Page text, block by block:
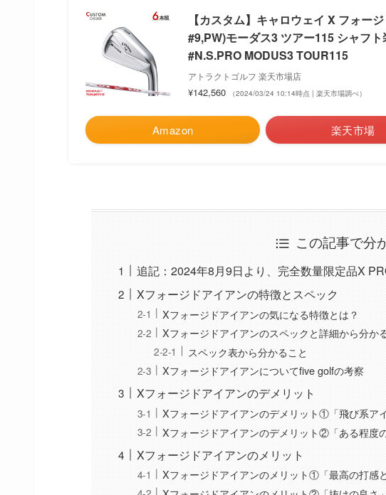
【カスタム】キャロウェイ X フォー
#9,PW)モーダス3 ツアー115 シャフ
#N.S.PRO MODUS3 TOUR115
アトラクトゴルフ 楽天市場店
¥142,560 （2024/03/24 10:14時点 | 楽天市場調べ）
Amazon 楽天市場
この記事で分
追記：2024年8月9日より、完全数量限定品X
Xフォージドアイアンの特徴とスペック
Xフォージドアイアンの気になる特徴とは？
Xフォージドアイアンのスペックと詳細から分か
スペック表から分かること
Xフォージドアイアンについてfive golfの考察
Xフォージドアイアンのデメリット
Xフォージドアイアンのデメリット①「飛び系ア
Xフォージドアイアンのデメリット②「ある程度
Xフォージドアイアンのメリット
Xフォージドアイアンのメリット①「最高の打感